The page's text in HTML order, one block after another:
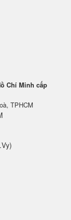
Chí Minh cấp
TPHCM